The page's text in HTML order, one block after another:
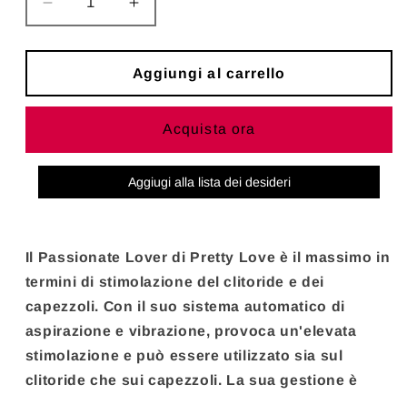
Diminuisci
quantità
per
LOVE
-
VENTOSA
STIMOLANTE
Aumenta
quantità
per
PRETTY
LOVE
-
FLIRTATION
VENTOSA
STIMOLANTE
PER
Aggiungi al carrello
Acquista ora
Aggiugi alla lista dei desideri
Il Passionate Lover di Pretty Love è il massimo in
termini di stimolazione del clitoride e dei
capezzoli. Con il suo sistema automatico di
aspirazione e vibrazione, provoca un'elevata
stimolazione e può essere utilizzato sia sul
clitoride che sui capezzoli. La sua gestione è